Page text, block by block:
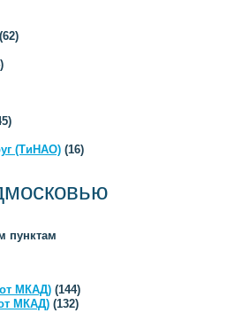
(62)
(ТиНАО) (16)
пунктам
МКАД) (144)
МКАД) (132)